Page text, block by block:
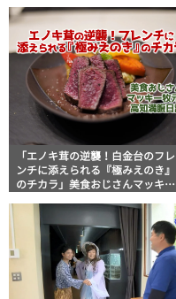
「エノキ茸の逆襲！白金台のフレ
ンチに添えられる『極みえのき』
のチカラ」美食おじさんマッキー